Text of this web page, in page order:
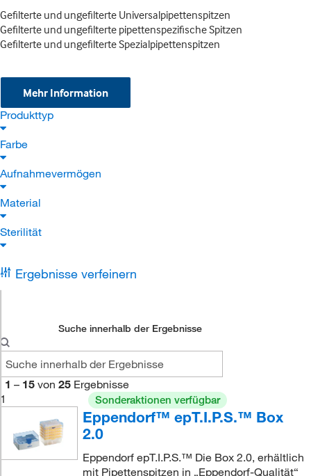
Gefilterte und ungefilterte Universalpipettenspitzen
Gefilterte und ungefilterte pipettenspezifische Spitzen
Gefilterte und ungefilterte Spezialpipettenspitzen
Mehr Information
Produkttyp
Farbe
Aufnahmevermögen
Material
Sterilität
Ergebnisse verfeinern
Suche innerhalb der Ergebnisse
1 – 15 von 25 Ergebnisse
1
Sonderaktionen verfügbar
Eppendorf™ epT.I.P.S.™ Box
2.0
Eppendorf epT.I.P.S.™ Die Box 2.0, erhältlich
mit Pipettenspitzen in „Eppendorf-Qualität“